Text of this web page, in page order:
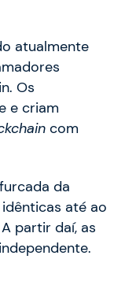
atualmente
Os
e criam
com
da
idênticas até ao
partir daí, as